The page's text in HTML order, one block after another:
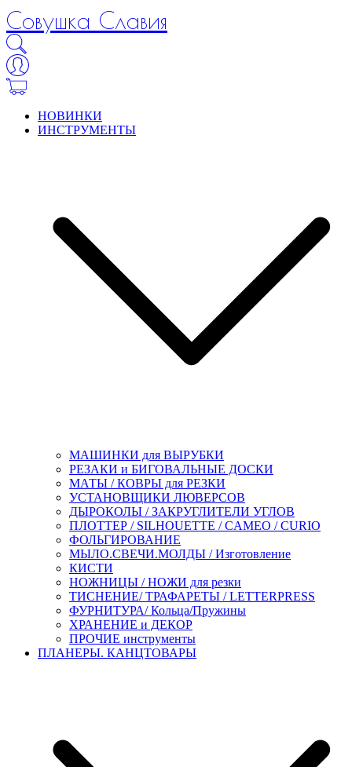
Совушка Славия
НОВИНКИ
ИНСТРУМЕНТЫ
МАШИНКИ для ВЫРУБКИ
РЕЗАКИ и БИГОВАЛЬНЫЕ ДОСКИ
МАТЫ / КОВРЫ для РЕЗКИ
УСТАНОВЩИКИ ЛЮВЕРСОВ
ДЫРОКОЛЫ / ЗАКРУГЛИТЕЛИ УГЛОВ
ПЛОТТЕР / SILHOUETTE / CAMEO / CURIO
ФОЛЬГИРОВАНИЕ
МЫЛО.СВЕЧИ.МОЛДЫ / Изготовление
КИСТИ
НОЖНИЦЫ / НОЖИ для резки
ТИСНЕНИЕ/ ТРАФАРЕТЫ / LETTERPRESS
ФУРНИТУРА/ Кольца/Пружины
ХРАНЕНИЕ и ДЕКОР
ПРОЧИЕ инструменты
ПЛАНЕРЫ. КАНЦТОВАРЫ